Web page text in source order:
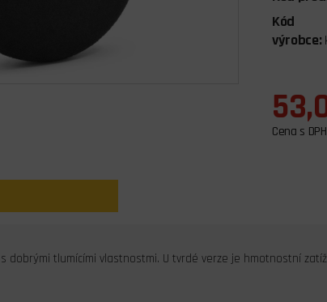
Kód
výrobce:
Cena s DPH
dobrými tlumícími vlastnostmi. U tvrdé verze je hmotnostní